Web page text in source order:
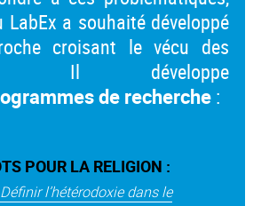
LabEx a souhaité développé
croisant le vécu des
Il développe
de recherche :
POUR LA RELIGION :
Définir l’hétérodoxie dans le